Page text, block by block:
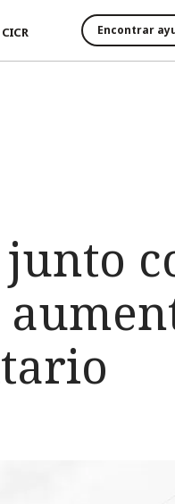
Encontrar